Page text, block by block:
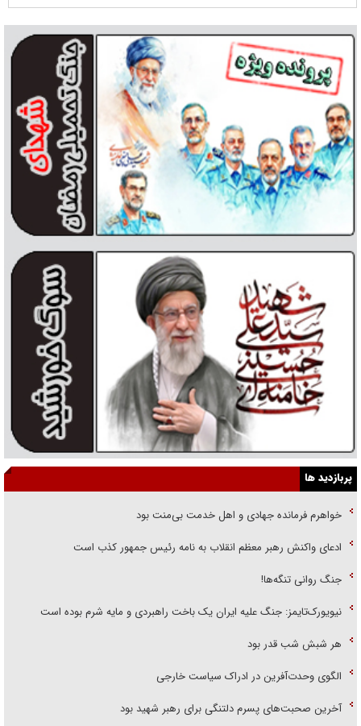
پربازدید ها
خواهرم فرمانده جهادی و اهل خدمت بی‌منت بود
ادعای واکنش رهبر معظم انقلاب به نامه رئیس جمهور کذب است
جنگ روانی تنگه‌ها!
نیویورک‌تایمز: جنگ علیه ایران یک باخت راهبردی و مایه شرم بوده است
هر شبش شب قدر بود
الگوی وحدت‌آفرین در ادراک سیاست خارجی
آخرین صحبت‌های پسرم دلتنگی برای رهبر شهید بود